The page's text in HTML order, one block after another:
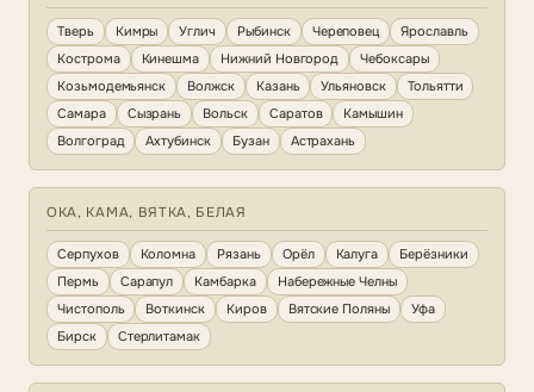
Тверь Кимры Углич Рыбинск Череповец
Ярославль
Кострома
Кинешма Нижний Новгород
Чебоксары
Козьмодемьянск
Волжск Казань Ульяновск
Тольятти
Самара
Сызрань Вольск Саратов
Камышин
Волгоград
Ахтубинск Бузан Астрахань
ОКА, КАМА, ВЯТКА, БЕЛАЯ
Серпухов Коломна Рязань Орёл Калуга
Берёзники
Пермь
Сарапул Камбарка
Набережные Челны
Чистополь
Воткинск Киров Вятские Поляны
Уфа
Бирск
Стерлитамак